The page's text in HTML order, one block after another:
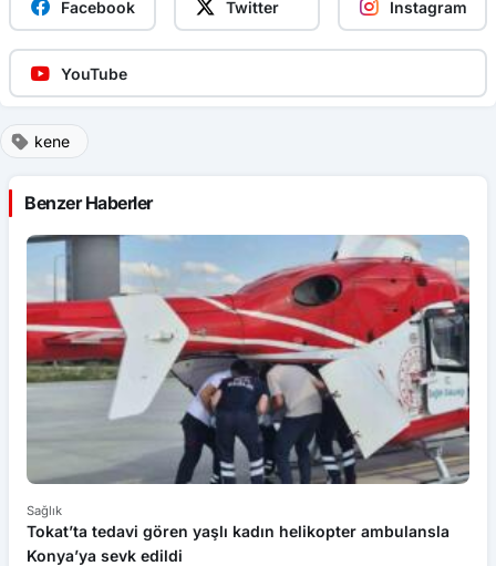
Facebook Twitter Instagram
YouTube
kene
Benzer Haberler
Sağlık
Tokat’ta tedavi gören yaşlı kadın helikopter ambulansla
Konya’ya sevk edildi